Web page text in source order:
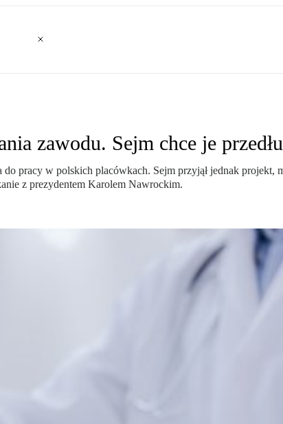
zawodu. Sejm chce je
pracy w polskich placówkach. Sejm przyjął jednak projekt,
z prezydentem Karolem Nawrockim.